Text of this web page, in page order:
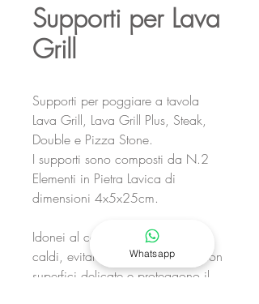
Supporti per Lava
Grill
Supporti per poggiare a tavola
Lava Grill, Lava Grill Plus, Steak,
Double e Pizza Stone.
I supporti sono composti da N.2
Elementi in Pietra Lavica di
dimensioni 4x5x25cm.
Idonei al contatto con elementi
caldi, evitano il contatto diretto con
superfici delicate e proteggono il
Whatsapp